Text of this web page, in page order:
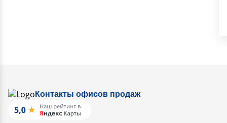
Контакты офисов продаж